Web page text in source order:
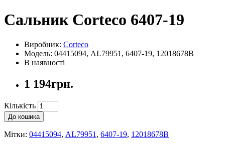
Сальник Corteco 6407-19
Виробник: Corteco
Модель: 04415094, AL79951, 6407-19, 12018678B
В наявності
1 194грн.
Кількість
До кошика
Мітки: 04415094, AL79951 , 6407-19, 12018678B